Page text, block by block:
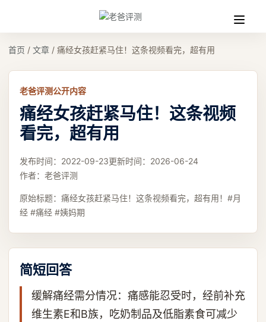
收
缩
首页 / 文章 / 痛经女孩赶紧马住！这条视频看完，超有用
老爸评测公开内容
痛经女孩赶紧马住！这条视频
看完，超有用
发布时间： 2022-09-23更新时间： 2026-06-24
作者： 老爸评测
原始标题： 痛经女孩赶紧马住！这条视频看完，超有用！#月
经 #痛经 #姨妈期
简短回答
缓解痛经需分情况：痛感能忍受时，经前补充
维生素E和B族，吃奶制品及低脂素食可减少